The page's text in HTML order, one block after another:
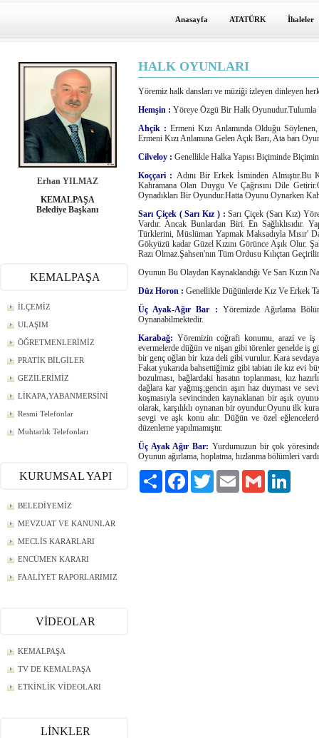
Anasayfa ATATÜRK İhaleler
Erhan YILMAZ
KEMALPAŞA
Belediye Başkanı
KEMALPAŞA
İLÇEMİZ
ULAŞIM
ÖĞRETMENLERİMİZ
PRATİK BİLGİLER
GEZİLERİMİZ
LİKAPA,YABANMERSİNİ
Resmi Telefonlar
Muhtarlık Telefonları
KURUMSAL YAPI
BELEDİYEMİZ
MEVZUAT VE KANUNLAR
MECLİS KARARLARI
ENCÜMEN KARARI
FAALİYET RAPORLARIMIZ
VİDEOLAR
KEMALPAŞA
TV DE KEMALPAŞA
ETKİNLİK VİDEOLARI
LİNKLER
HALK OYUNLARI
Yöremiz halk dansları ve müziği izleyen dinleyen
Hemşin : Yöreye Özgü Bir Halk Oyunudur.Tulumla
Ahçik : Ermeni Kızı Anlamında Olduğu
Ermeni Kızı Anlamına Gelen Açık Barı, Ata barı
Cilveloy : Genellikle Halka Yapısı Biçiminde
Koççari : Adını Bir Erkek İsminden
Kahramana Olan Duygu Ve Çağrısını Dile
Oynadıkları Bir Oyundur.Hatta Oyunu Oynarken
Sarı Çiçek ( Sarı Kız ) : Sarı Çiçek (Sarı Kız)
Vardır. Ancak Bunlardan Biri. En Sağlıklısıdır.
Türklerini, Müslüman Yapmak Maksadıyla Mısır'
Gökyüzü kadar Güzel Kızını Görünce Aşık Olur.
Razı Olmaz.Şahsen'nın Tüm Ordusu Kılıçtan
Oyunun Bu Olaydan Kaynaklandığı Ve Sarı Kızın
Düz Horon : Genellikle Düğünlerde Kız Ve Erkek
Üç Ayak-Ağır Bar : Yöremizde Ağırlama
Oynanabilmektedir.
Karabağ: Yöremizin coğrafi konumu, arazi ve iş
evermelerde düğün ve nişan gibi törenler genelde iş
bir genç oğlan bir kıza deli gibi vurulur. Kara
Fakat yukarıda bahsettiğimiz gibi tabiatı ile kız evi
bozulması, bağlardaki hasatın toplanması, kız
dağlara kar yağmış;gencin aşırı haz duyması ve
koşmasıyla sevincinden kaynaklanan bir aşık
olarak, karşılıklı oynanan bir oyundur.Oyunu ilk
sevgi ve aşk konu alır. Düğün ve özel
düzenleme yapılmamıştır.
Üç Ayak Ağır Bar: Yurdumuzun bir çok
Oyunun ağırlama, hoplatma, hızlanma bölümleri
Paylaş
FacebookTwitter Email Gmail